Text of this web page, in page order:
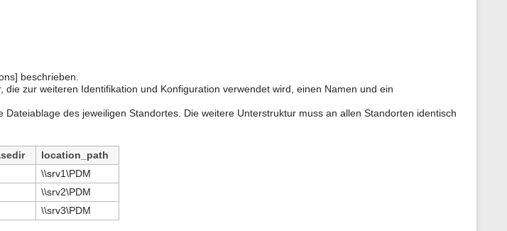
beschrieben.
zur weiteren Identifikation und Konfiguration verwendet wird, einen Namen und ein
des jeweiligen Standortes. Die weitere Unterstruktur muss an allen Standorten identisch
location_path
\\srv1\PDM
\\srv2\PDM
\\srv3\PDM